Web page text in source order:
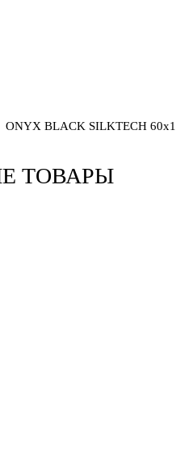
ONYX BLACK SILKTECH
ТОВАРЫ